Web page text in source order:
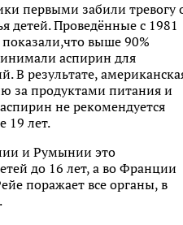
первыми забили тревогу
детей. Проведённые с 1981
выше 90%
аспирин для
В результате,
за продуктами питания и
не рекомендуется
19 лет.
и Румынии это
до 16 лет, а во Франции
поражает все органы, в